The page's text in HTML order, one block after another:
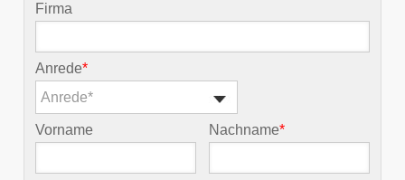
Firma
Anrede*
Anrede*
Vorname Nachname*